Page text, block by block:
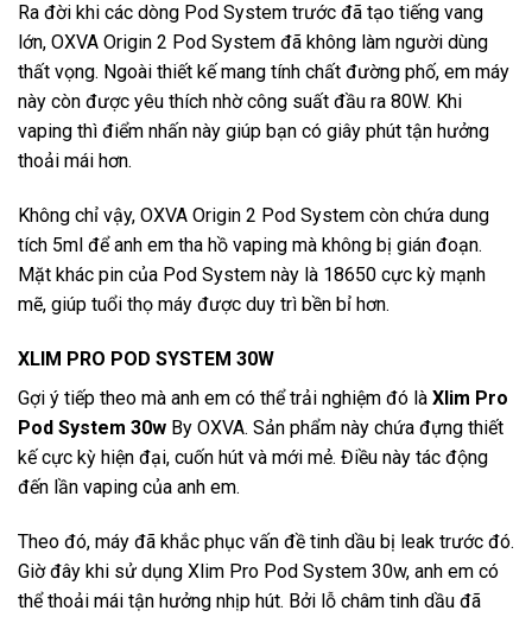
Ra đời khi các dòng Pod System trước đã tạo tiếng vang
lớn, OXVA Origin 2 Pod System đã không làm người dùng
thất vọng. Ngoài thiết kế mang tính chất đường phố, em máy
này còn được yêu thích nhờ công suất đầu ra 80W. Khi
vaping thì điểm nhấn này giúp bạn có giây phút tận hưởng
thoải mái hơn.
Không chỉ vậy, OXVA Origin 2 Pod System còn chứa dung
tích 5ml để anh em tha hồ vaping mà không bị gián đoạn.
Mặt khác pin của Pod System này là 18650 cực kỳ mạnh
mẽ, giúp tuổi thọ máy được duy trì bền bỉ hơn.
XLIM PRO POD SYSTEM 30W
Gợi ý tiếp theo mà anh em có thể trải nghiệm đó là Xlim Pro
Pod System 30w By OXVA. Sản phẩm này chứa đựng thiết
kế cực kỳ hiện đại, cuốn hút và mới mẻ. Điều này tác động
đến lần vaping của anh em.
Theo đó, máy đã khắc phục vấn đề tinh dầu bị leak trước đó.
Giờ đây khi sử dụng Xlim Pro Pod System 30w, anh em có
thể thoải mái tận hưởng nhịp hút. Bởi lỗ châm tinh dầu đã